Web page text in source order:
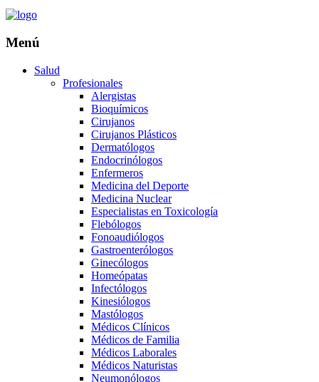
Menú
Salud
Profesionales
Alergistas
Bioquímicos
Cirujanos
Cirujanos Plásticos
Dermatólogos
Endocrinólogos
Enfermeros
Medicina del Deporte
Medicina Nuclear
Especialistas en Toxicología
Flebólogos
Fonoaudiólogos
Gastroenterólogos
Ginecólogos
Homeópatas
Infectólogos
Kinesiólogos
Mastólogos
Médicos Clínicos
Médicos de Familia
Médicos Laborales
Médicos Naturistas
Neumonólogos